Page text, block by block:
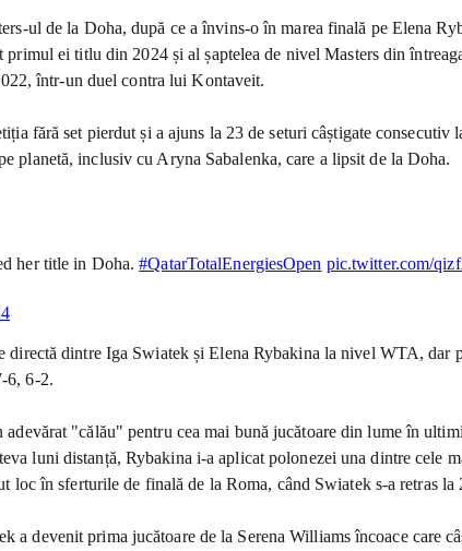
ul de la Doha, după ce a învins-o în marea finală pe Elena
primul ei titlu din 2024 și al șaptelea de nivel Masters din
într-un duel contra lui Kontaveit.
fără set pierdut și a ajuns la 23 de seturi câștigate
planetă, inclusiv cu Aryna Sabalenka, care a lipsit de la Doha.
her title in Doha.#QatarTotalEnergiesOpen pic.twitter.com/
directă dintre Iga Swiatek și Elena Rybakina la nivel WTA,
6, 6-2.
"călău" pentru cea mai bună jucătoare din lume în
luni distanță, Rybakina i-a aplicat polonezei una dintre
loc în sferturile de finală de la Roma, când Swiatek s-a retras la
a devenit prima jucătoare de la Serena Williams încoace care